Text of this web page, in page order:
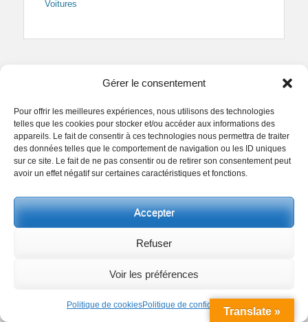
Gérer le consentement
Pour offrir les meilleures expériences, nous utilisons des technologies
telles que les cookies pour stocker et/ou accéder aux informations des
appareils. Le fait de consentir à ces technologies nous permettra de traiter
des données telles que le comportement de navigation ou les ID uniques
sur ce site. Le fait de ne pas consentir ou de retirer son consentement peut
avoir un effet négatif sur certaines caractéristiques et fonctions.
Accepter
Refuser
Voir les préférences
Politique de cookiesPolitique de confidentialité
Voitures
Search
for:
Catégories
24×36(2 869)
24×65(16)
Hasselblad Xpan Panoramic
6×6(555)
Translate »